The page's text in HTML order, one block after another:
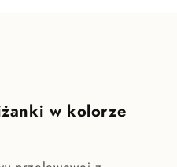
w kolorze